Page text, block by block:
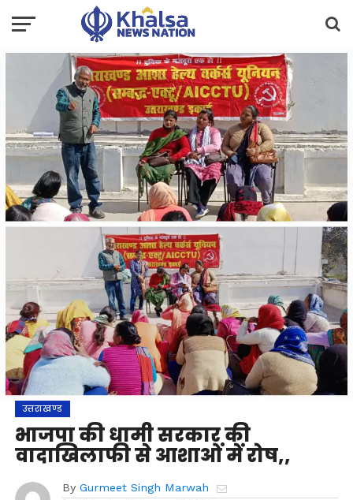
उत्तराखण्ड
भाजपा की धामी सरकार की
वादाखिलाफी से आशाओं में रोष,,
By Gurmeet Singh Marwah